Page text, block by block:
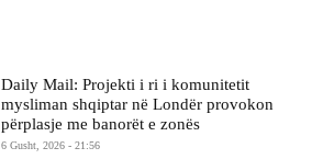
Daily Mail: Projekti i ri i komunitetit
mysliman shqiptar në Londër provokon
përplasje me banorët e zonës
6 Gusht, 2026 - 21:56